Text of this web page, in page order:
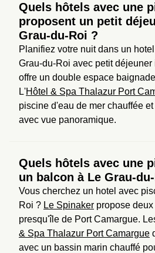
Quels hôtels avec une
proposent un petit
Grau-du-Roi ?
Planifiez votre nuit dans un
Grau-du-Roi avec petit déjeuner
offre un double espace
L'Hôtel & Spa Thalazur Port
piscine d'eau de mer chauffée
avec vue panoramique.
Quels hôtels avec une
un balcon à Le Grau-
Vous cherchez un hotel avec
Roi ? Le Spinaker propose
presqu'île de Port Camargue.
& Spa Thalazur Port Camargue
avec un bassin marin chauffé